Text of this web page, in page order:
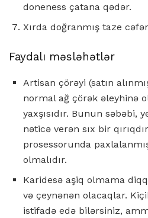
doneness çatana qədər.
Xırda doğranmış taze
Faydalı məsləhətlər
Artisan çörəyi (satın
normal ağ çörək əleyhinə
yaxşısıdır. Bunun səbəbi,
nəticə verən sıx bir
prosessorunda
olmalıdır.
Karidesə aşiq olmama
və çeynənən olacaqlar.
istifadə edə bilərsiniz,